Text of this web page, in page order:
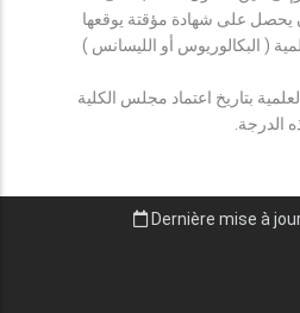
يحصل على شهادة مؤقتة يوقعها
( البكالوريوس أو الليسانس )
بتاريخ اعتماد مجلس الكلية
الدرجة.
Dernière mise à